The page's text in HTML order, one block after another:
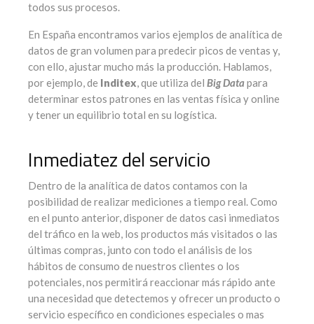
todos sus procesos.
En España encontramos varios ejemplos de analítica de
datos de gran volumen para predecir picos de ventas y,
con ello, ajustar mucho más la producción. Hablamos,
por ejemplo, de Inditex, que utiliza del Big Datapara
determinar estos patrones en las ventas física y online
y tener un equilibrio total en su logística.
Inmediatez del servicio
Dentro de la analítica de datos contamos con la
posibilidad de realizar mediciones a tiempo real. Como
en el punto anterior, disponer de datos casi inmediatos
del tráfico en la web, los productos más visitados o las
últimas compras, junto con todo el análisis de los
hábitos de consumo de nuestros clientes o los
potenciales, nos permitirá reaccionar más rápido ante
una necesidad que detectemos y ofrecer un producto o
servicio específico en condiciones especiales o mas